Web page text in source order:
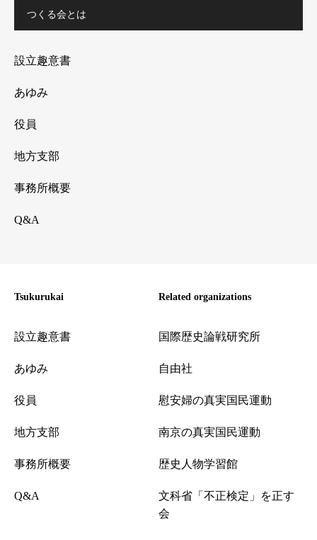
つくる会とは
設立趣意書
あゆみ
役員
地方支部
事務所概要
Q&A
Tsukurukai
設立趣意書
あゆみ
役員
地方支部
事務所概要
Q&A
Related organizations
国際歴史論戦研究所
自由社
慰安婦の真実国民運動
南京の真実国民運動
歴史人物学習館
文科省「不正検定」を正す
会